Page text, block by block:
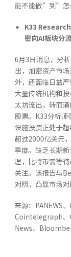
能不能做”到”怎
K33 Research
密向AI板块分
6月3日消息，分
出，加密资产市
外，还面临日益
大量传统机构和
太坊流出，转而
股票。K33分析
设施投资正处于
超过2000亿美元
季度。缺乏长期
理，比特币需等
关注。该报告与
对照，凸显市场对
来源：PANEWS
Cointelegraph
News、